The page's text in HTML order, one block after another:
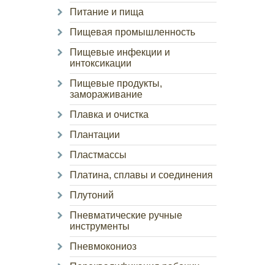
Питание и пища
Пищевая промышленность
Пищевые инфекции и
интоксикации
Пищевые продукты,
замораживание
Плавка и очистка
Плантации
Пластмассы
Платина, сплавы и соединения
Плутоний
Пневматические ручные
инструменты
Пневмокониоз